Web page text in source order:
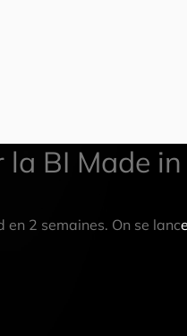
la BI Made in
2 semaines. On se